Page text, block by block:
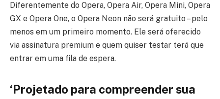
Diferentemente do Opera, Opera Air, Opera Mini, Opera
GX e Opera One, o Opera Neon não será gratuito – pelo
menos em um primeiro momento. Ele será oferecido
via assinatura premium e quem quiser testar terá que
entrar em uma fila de espera.
‘Projetado para compreender sua